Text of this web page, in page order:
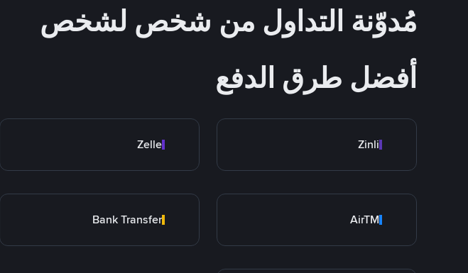
مُدوّنة التداول من شخص لشخص
أفضل طرق الدفع
Zinli
Zelle
AirTM
Bank Transfer